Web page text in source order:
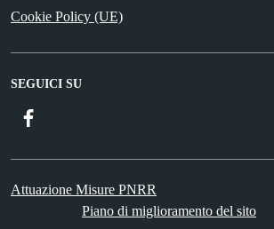
Cookie Policy (UE)
SEGUICI SU
Attuazione Misure PNRR
Piano di miglioramento del sito